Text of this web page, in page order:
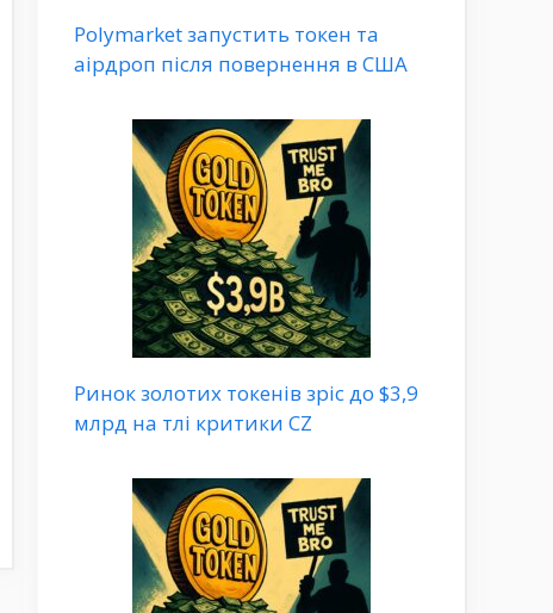
Polymarket запустить токен та
аірдроп після повернення в США
Ринок золотих токенів зріс до $3,9
млрд на тлі критики CZ